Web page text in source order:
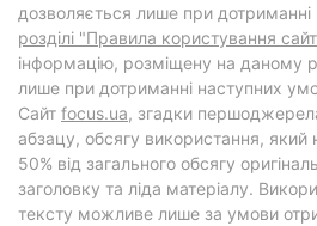
дозволяється лише при дотриманні
розділі "Правила користування
інформацію, розміщену на даному
лише при дотриманні наступних
Cайт focus.ua, згадки
абзацу, обсягу використання,
50% від загального обсягу
заголовку та ліда матеріалу.
тексту можливе лише за умови